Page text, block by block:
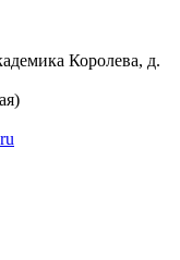
Королева, д.